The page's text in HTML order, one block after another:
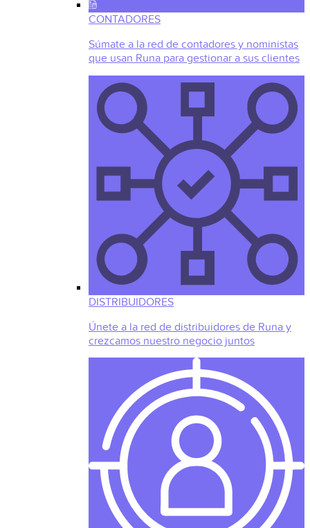
CONTADORES
Súmate a la red de contadores y noministas
que usan Runa para gestionar a sus clientes
DISTRIBUIDORES
Únete a la red de distribuidores de Runa y
crezcamos nuestro negocio juntos